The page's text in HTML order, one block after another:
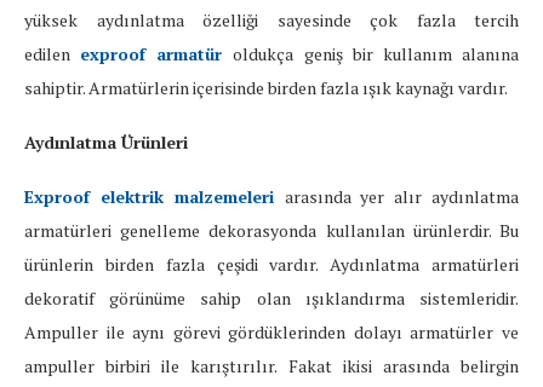
yüksek aydınlatma özelliği sayesinde çok fazla tercih
edilen exproof armatür oldukça geniş bir kullanım alanına
sahiptir. Armatürlerin içerisinde birden fazla ışık kaynağı vardır.
Aydınlatma Ürünleri
Exproof elektrik malzemeleri arasında yer alır aydınlatma
armatürleri genelleme dekorasyonda kullanılan ürünlerdir. Bu
ürünlerin birden fazla çeşidi vardır. Aydınlatma armatürleri
dekoratif görünüme sahip olan ışıklandırma sistemleridir.
Ampuller ile aynı görevi gördüklerinden dolayı armatürler ve
ampuller birbiri ile karıştırılır. Fakat ikisi arasında belirgin